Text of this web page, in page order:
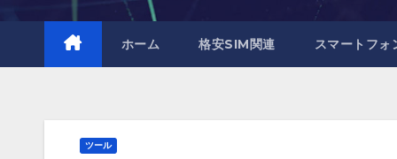
ホーム 格安SIM関連 スマートフ
ツール